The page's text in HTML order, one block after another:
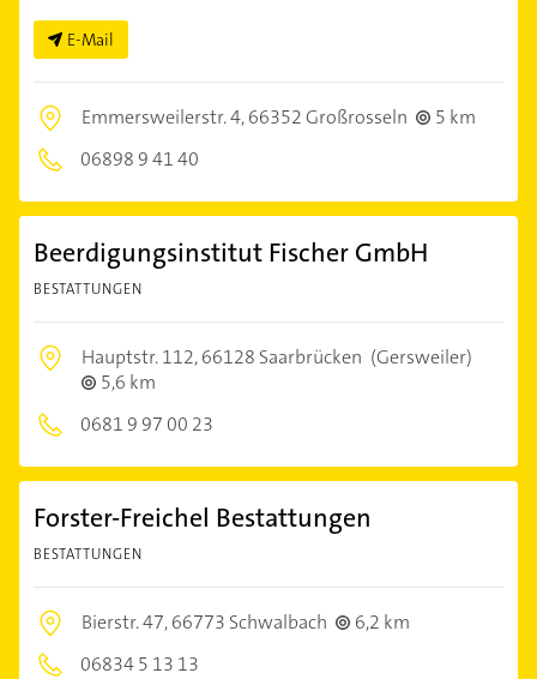
E-Mail
Emmersweilerstr. 4,66352 Großrosseln
5 km
06898 9 41 40
Beerdigungsinstitut Fischer GmbH
BESTATTUNGEN
Hauptstr. 112,66128 Saarbrücken (Gersweiler)
5,6 km
0681 9 97 00 23
Forster-Freichel Bestattungen
BESTATTUNGEN
Bierstr. 47,66773 Schwalbach
6,2 km
06834 5 13 13